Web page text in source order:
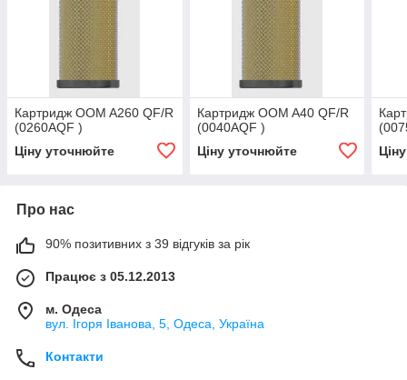
Картридж OOM A260 QF/R
(0260AQF )
Ціну уточнюйте
Картридж OOM A40 QF/R
(0040AQF )
Ціну уточнюйте
Про нас
90% позитивних з 39 відгуків за рік
Працює з 05.12.2013
м. Одеса
вул. Ігоря Іванова, 5, Одеса, Україна
Контакти